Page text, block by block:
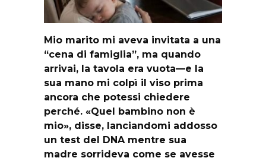
Mio marito mi aveva invitata a una
“cena di famiglia”, ma quando
arrivai, la tavola era vuota—e la
sua mano mi colpì il viso prima
ancora che potessi chiedere
perché. «Quel bambino non è
mio», disse, lanciandomi addosso
un test del DNA mentre sua
madre sorrideva come se avesse